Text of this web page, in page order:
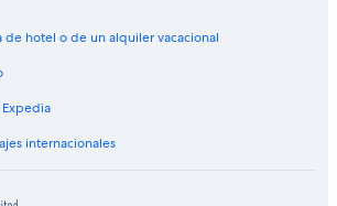
de hotel o de un alquiler vacacional
internacionales